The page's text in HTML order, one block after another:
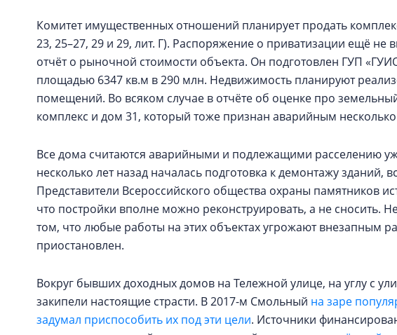
Комитет имущественных отношений планирует продать
23, 25–27, 29 и 29, лит. Г). Распоряжение о приватизации ещё не
отчёт о рыночной стоимости объекта. Он подготовлен ГУП
площадью 6347 кв.м в 290 млн. Недвижимость планируют
помещений. Во всяком случае в отчёте об оценке про
комплекс и дом 31, который тоже признан аварийным несколько
Все дома считаются аварийными и подлежащими расселению
несколько лет назад началась подготовка к демонтажу зданий,
Представители Всероссийского общества охраны памятников
что постройки вполне можно реконструировать, а не сносить.
том, что любые работы на этих объектах угрожают внезапным
приостановлен.
Вокруг бывших доходных домов на Тележной улице, на углу с
закипели настоящие страсти. В 2017-м Смольный на заре
задумал приспособить их под эти цели. Источники